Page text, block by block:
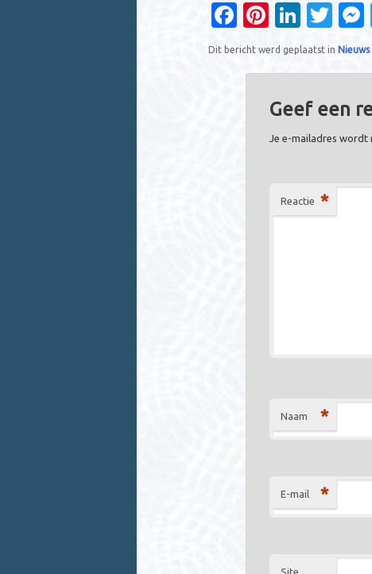
Fa
c
e
Pi
nt
er
t
Li
n
k
dI
n
T
w
it
r
Dit bericht werd geplaatst in Nieuws
Geef een
Je e-mailadres wordt
Reactie *
Naam *
E-mail *
Site